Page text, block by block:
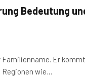
Bedeutung
Er kommt
Regionen wie…